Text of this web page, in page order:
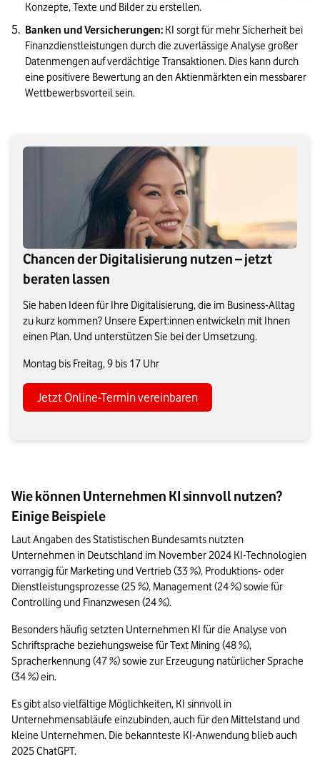
Konzepte, Texte und Bilder zu erstellen.
Banken und Versicherungen: KI sorgt für mehr Sicherheit bei
Finanzdienstleistungen durch die zuverlässige Analyse großer
Datenmengen auf verdächtige Transaktionen. Dies kann durch
eine positivere Bewertung an den Aktienmärkten ein messbarer
Wettbewerbsvorteil sein.
Chancen der Digitalisierung nutzen – jetzt
beraten lassen
Sie haben Ideen für Ihre Digitalisierung, die im Business-Alltag
zu kurz kommen? Unsere Expert:innen entwickeln mit Ihnen
einen Plan. Und unterstützen Sie bei der Umsetzung.
Montag bis Freitag, 9 bis 17 Uhr
Jetzt Online-Termin vereinbaren
Wie können Unternehmen KI sinnvoll nutzen?
Einige Beispiele
Laut Angaben des Statistischen Bundesamts nutzten
Unternehmen in Deutschland im November 2024 KI-Technologien
vorrangig für Marketing und Vertrieb (33 %), Produktions- oder
Dienstleistungsprozesse (25 %), Management (24 %) sowie für
Controlling und Finanzwesen (24 %).
Besonders häufig setzten Unternehmen KI für die Analyse von
Schriftsprache beziehungsweise für Text Mining (48 %),
Spracherkennung (47 %) sowie zur Erzeugung natürlicher Sprache
(34 %) ein.
Es gibt also vielfältige Möglichkeiten, KI sinnvoll in
Unternehmensabläufe einzubinden, auch für den Mittelstand und
kleine Unternehmen. Die bekannteste KI-Anwendung blieb auch
2025 ChatGPT.